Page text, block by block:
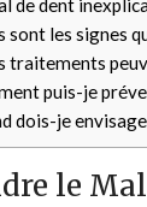
de dent
sont les signes
traitements
puis-je
dois-je
le